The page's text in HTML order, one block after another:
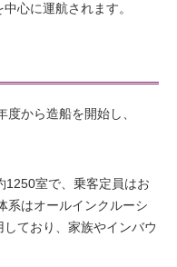
心に運航されます。
から造船を開始し、
1250室で、乗客定員はお
系はオールインクルーシ
ており、家族やインバウ